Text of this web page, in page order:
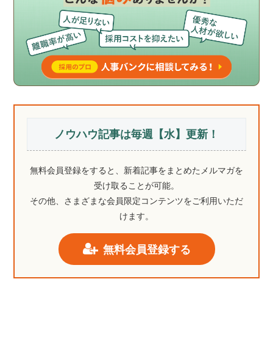
ノウハウ記事は毎週【水】更新！
無料会員登録をすると、新着記事をまとめたメルマガを
受け取ることが可能。
その他、さまざまな会員限定コンテンツをご利用いただ
けます。
無料会員登録する